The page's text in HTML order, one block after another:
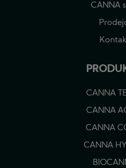
CANNA
CANNA
CANNA
CANNA
CANNA